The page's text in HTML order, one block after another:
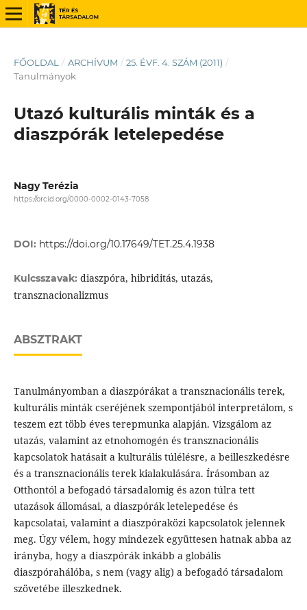
FŐOLDAL / ARCHÍVUM / 25. ÉVF. 4. SZÁM (2011) /
Tanulmányok
Utazó kulturális minták és a
diaszpórák letelepedése
Nagy Terézia
https://orcid.org/0000-0002-0143-7058
DOI: https://doi.org/10.17649/TET.25.4.1938
Kulcsszavak: diaszpóra, hibriditás, utazás,
transznacionalizmus
ABSZTRAKT
Tanulmányomban a diaszpórákat a transznacionális terek,
kulturális minták cseréjének szempontjából interpretálom, s
teszem ezt több éves terepmunka alapján. Vizsgálom az
utazás, valamint az etnohomogén és transznacionális
kapcsolatok hatásait a kulturális túlélésre, a beilleszkedésre
és a transznacionális terek kialakulására. Írásomban az
Otthontól a befogadó társadalomig és azon túlra tett
utazások állomásai, a diaszpórák letelepedése és
kapcsolatai, valamint a diaszpóraközi kapcsolatok jelennek
meg. Úgy vélem, hogy mindezek együttesen hatnak abba az
irányba, hogy a diaszpórák inkább a globális
diaszpórahálóba, s nem (vagy alig) a befogadó társadalom
szövetébe illeszkednek.